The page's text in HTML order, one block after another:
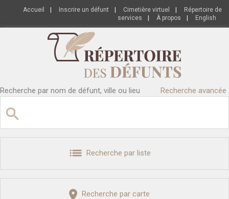
Accueil Inscrire un défunt Cimetière virtuel
Répertoire de
services
À propos English
Recherche par nom de défunt, ville ou lieu Recherche avancée
Recherche par liste
Recherche par carte